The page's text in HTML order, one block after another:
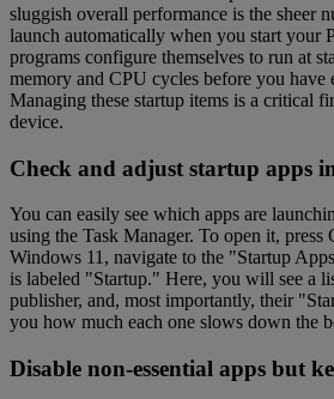
sluggish overall performance is the sheer
launch automatically when you start your
programs configure themselves to run at
memory and CPU cycles before you have
Managing these startup items is a critical
device.
Check and adjust startup apps
You can easily see which apps are
using the Task Manager. To open it,
Windows 11, navigate to the "Startup
is labeled "Startup." Here, you will see a
publisher, and, most importantly, their
you how much each one slows down the
Disable non-essential apps but